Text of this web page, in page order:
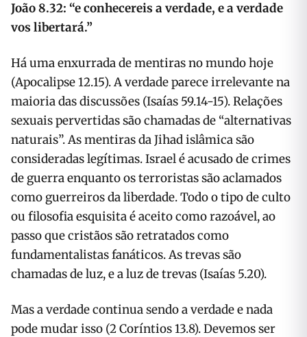
João 8.32: “e conhecereis a verdade, e a verdade
vos libertará.”
Há uma enxurrada de mentiras no mundo hoje
(Apocalipse 12.15). A verdade parece irrelevante na
maioria das discussões (Isaías 59.14-15). Relações
sexuais pervertidas são chamadas de “alternativas
naturais”. As mentiras da Jihad islâmica são
consideradas legítimas. Israel é acusado de crimes
de guerra enquanto os terroristas são aclamados
como guerreiros da liberdade. Todo o tipo de culto
ou filosofia esquisita é aceito como razoável, ao
passo que cristãos são retratados como
fundamentalistas fanáticos. As trevas são
chamadas de luz, e a luz de trevas (Isaías 5.20).
Mas a verdade continua sendo a verdade e nada
pode mudar isso (2 Coríntios 13.8). Devemos ser